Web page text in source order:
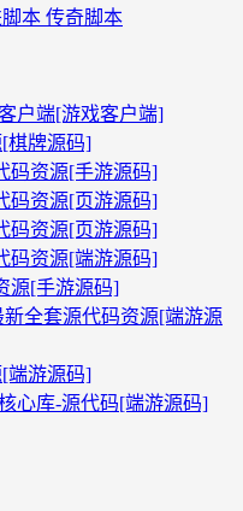
本 传奇脚本
户端[游戏客户端]
棋牌源码]
码资源[手游源码]
码资源[页游源码]
码资源[页游源码]
码资源[端游源码]
源[手游源码]
全套源代码资源[端游源
端游源码]
心库-源代码[端游源码]